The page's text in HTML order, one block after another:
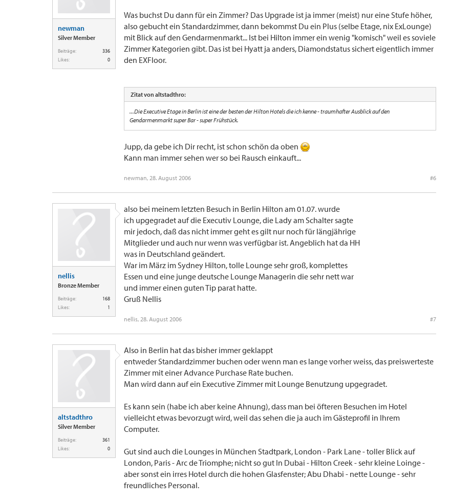
newman
Silver Member
Beiträge:
336
Likes:
0
Was buchst Du dann für ein Zimmer? Das Upgrade ist ja immer (meist) nur eine Stufe höher,
also gebucht ein Standardzimmer, dann bekommst Du ein Plus (selbe Etage, nix ExLounge)
mit Blick auf den Gendarmenmarkt... Ist bei Hilton immer ein wenig "komisch" weil es soviele
Zimmer Kategorien gibt. Das ist bei Hyatt ja anders, Diamondstatus sichert eigentlich immer
den EXFloor.
Zitat von altstadthro:
...Die Executive Etage in Berlin ist eine der besten der Hilton Hotels die ich kenne - traumhafter Ausblick auf den
Gendarmenmarkt super Bar - super Frühstück.
Jupp, da gebe ich Dir recht, ist schon schön da oben
Kann man immer sehen wer so bei Rausch einkauft...
newman, 28. August 2006 #6
nellis
Bronze Member
Beiträge:
168
Likes:
1
also bei meinem letzten Besuch in Berlin Hilton am 01.07. wurde
ich upgegradet auf die Executiv Lounge, die Lady am Schalter sagte
mir jedoch, daß das nicht immer geht es gilt nur noch für längjährige
Mitglieder und auch nur wenn was verfügbar ist. Angeblich hat da HH
was in Deutschland geändert.
War im März im Sydney Hilton, tolle Lounge sehr groß, komplettes
Essen und eine junge deutsche Lounge Managerin die sehr nett war
und immer einen guten Tip parat hatte.
Gruß Nellis
nellis, 28. August 2006 #7
altstadthro
Silver Member
Beiträge:
361
Likes:
0
Also in Berlin hat das bisher immer geklappt
entweder Standardzimmer buchen oder wenn man es lange vorher weiss, das preiswerteste
Zimmer mit einer Advance Purchase Rate buchen.
Man wird dann auf ein Executive Zimmer mit Lounge Benutzung upgegradet.
Es kann sein (habe ich aber keine Ahnung), dass man bei öfteren Besuchen im Hotel
vielleicht etwas bevorzugt wird, weil das sehen die ja auch im Gästeprofil in Ihrem
Computer.
Gut sind auch die Lounges in München Stadtpark, London - Park Lane - toller Blick auf
London, Paris - Arc de Triomphe; nicht so gut In Dubai - Hilton Creek - sehr kleine Loinge -
aber sonst ein irres Hotel durch die hohen Glasfenster; Abu Dhabi - nette Lounge - sehr
freundliches Personal.